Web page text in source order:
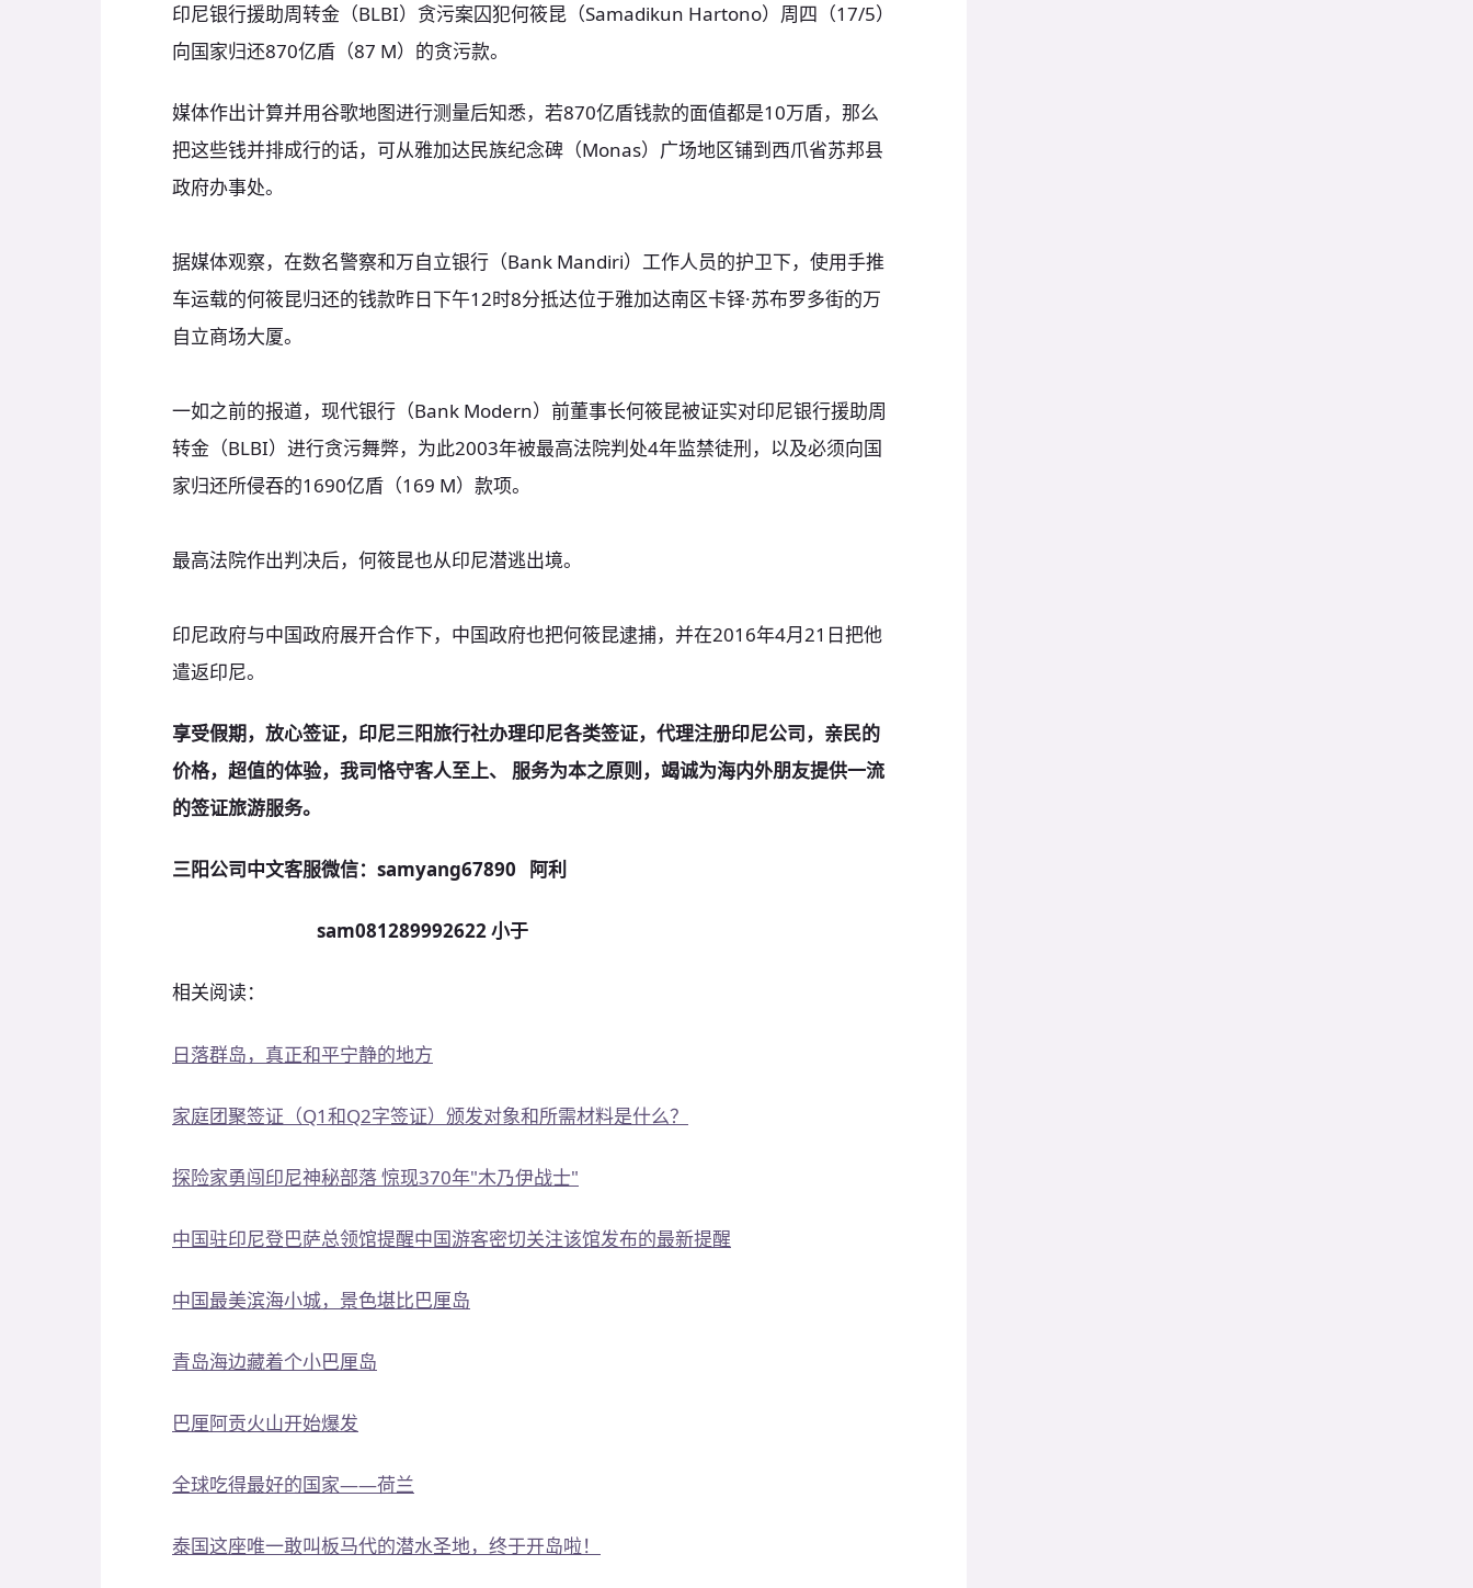
印尼银行援助周转金（BLBI）贪污案囚犯何筱昆（Samadikun Hartono）周四（17/5）
向国家归还870亿盾（87 M）的贪污款。
媒体作出计算并用谷歌地图进行测量后知悉，若870亿盾钱款的面值都是10万盾，那么
把这些钱并排成行的话，可从雅加达民族纪念碑（Monas）广场地区铺到西爪省苏邦县
政府办事处。
据媒体观察，在数名警察和万自立银行（Bank Mandiri）工作人员的护卫下，使用手推
车运载的何筱昆归还的钱款昨日下午12时8分抵达位于雅加达南区卡铎·苏布罗多街的万
自立商场大厦。
一如之前的报道，现代银行（Bank Modern）前董事长何筱昆被证实对印尼银行援助周
转金（BLBI）进行贪污舞弊，为此2003年被最高法院判处4年监禁徒刑，以及必须向国
家归还所侵吞的1690亿盾（169 M）款项。
最高法院作出判决后，何筱昆也从印尼潜逃出境。
印尼政府与中国政府展开合作下，中国政府也把何筱昆逮捕，并在2016年4月21日把他
遣返印尼。
享受假期，放心签证，印尼三阳旅行社办理印尼各类签证，代理注册印尼公司，亲民的
价格，超值的体验，我司恪守客人至上、 服务为本之原则，竭诚为海内外朋友提供一流
的签证旅游服务。
三阳公司中文客服微信：samyang67890 阿利
sam081289992622 小于
相关阅读：
日落群岛，真正和平宁静的地方
家庭团聚签证（Q1和Q2字签证）颁发对象和所需材料是什么？
探险家勇闯印尼神秘部落 惊现370年"木乃伊战士"
中国驻印尼登巴萨总领馆提醒中国游客密切关注该馆发布的最新提醒
中国最美滨海小城，景色堪比巴厘岛
青岛海边藏着个小巴厘岛
巴厘阿贡火山开始爆发
全球吃得最好的国家——荷兰
泰国这座唯一敢叫板马代的潜水圣地，终于开岛啦！